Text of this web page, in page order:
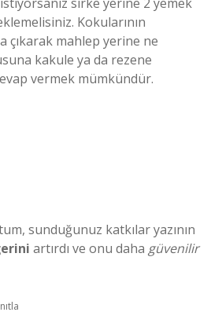
Kokularının
çıkarak mahlep yerine ne
kakule ya da rezene
vermek mümkündür.
sunduğunuz katkılar yazının
artırdı ve onu daha güvenilir